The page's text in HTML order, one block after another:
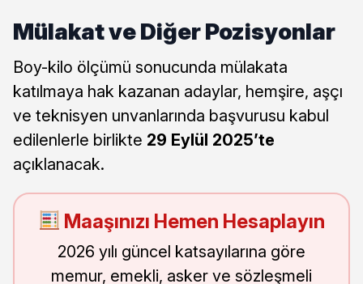
Mülakat ve Diğer Pozisyonlar
Boy-kilo ölçümü sonucunda mülakata
katılmaya hak kazanan adaylar, hemşire, aşçı
ve teknisyen unvanlarında başvurusu kabul
edilenlerle birlikte 29 Eylül 2025’te
açıklanacak.
Maaşınızı Hemen Hesaplayın
2026 yılı güncel katsayılarına göre
memur, emekli, asker ve sözleşmeli